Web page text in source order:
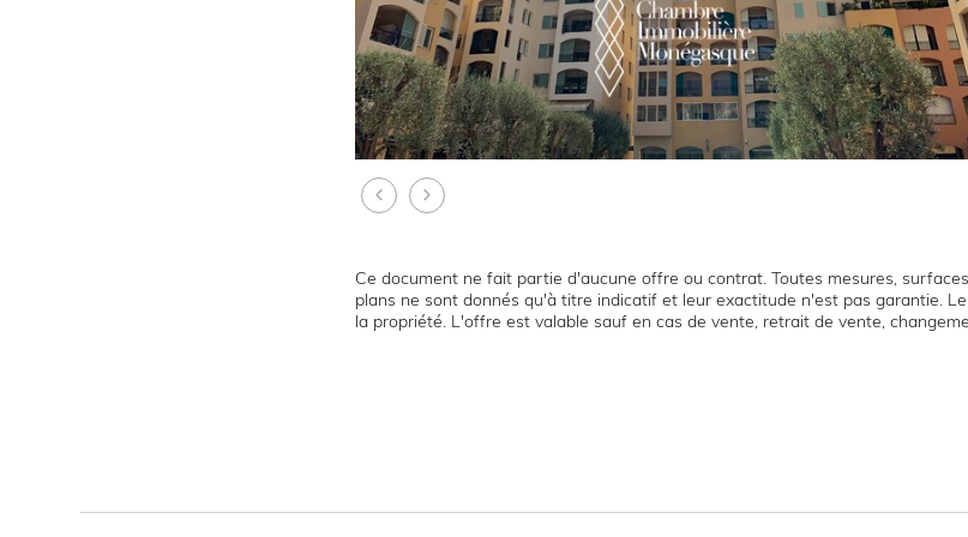
Ce document ne fait partie d'aucune offre ou contrat. Toutes mesures,
plans ne sont donnés qu'à titre indicatif et leur exactitude n'est pas garantie.
la propriété. L'offre est valable sauf en cas de vente, retrait de vente,